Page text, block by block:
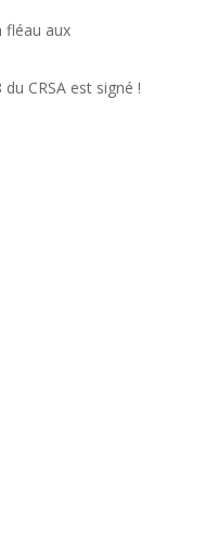
fléau aux
CRSA est signé !